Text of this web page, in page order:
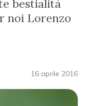
bestialità
noi Lorenzo
16 aprile 2016